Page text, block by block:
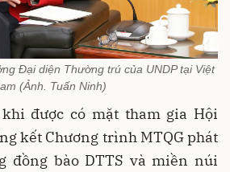
Đại diện Thường trú của UNDP tại Việt
(Ảnh. Tuấn Ninh)
được có mặt tham gia Hội
kết Chương trình MTQG phát
đồng bào DTTS và miền núi